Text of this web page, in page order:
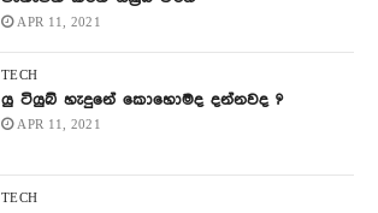
APR 11, 2021
TECH
යු ටියුබ් හැදුනේ කොහොමද දන්නවද ?
APR 11, 2021
TECH